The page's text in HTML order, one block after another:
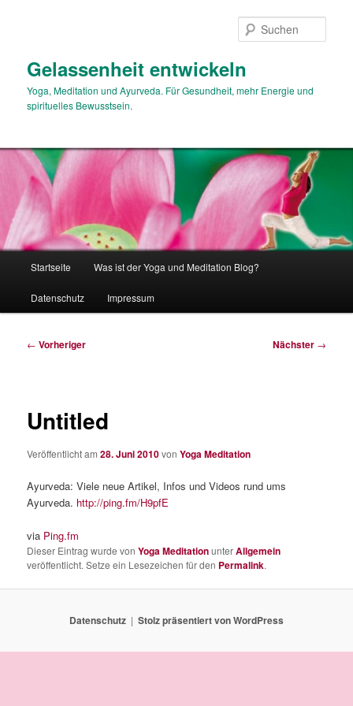
Gelassenheit entwickeln
Yoga, Meditation und Ayurveda. Für Gesundheit, mehr Energie und
spirituelles Bewusstsein.
Startseite Was ist der Yoga und Meditation Blog?
Datenschutz Impressum
Beitragsnavigation
← Vorheriger Nächster →
Untitled
Veröffentlicht am28. Juni 2010vonYoga Meditation
Ayurveda: Viele neue Artikel, Infos und Videos rund ums
Ayurveda. http://ping.fm/H9pfE
via Ping.fm
Dieser Eintrag wurde vonYoga MeditationunterAllgemein
veröffentlicht. Setze ein Lesezeichen für den Permalink.
Datenschutz Stolz präsentiert von WordPress